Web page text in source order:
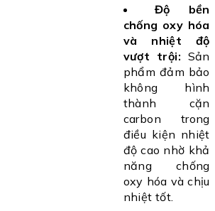
Độ bền
chống oxy hóa
và nhiệt độ
vượt trội: Sản
phẩm đảm bảo
không hình
thành cặn
carbon trong
điều kiện nhiệt
độ cao nhờ khả
năng chống
oxy hóa và chịu
nhiệt tốt.